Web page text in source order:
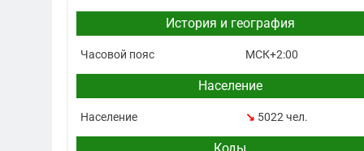
История и география
Часовой пояс МСК+2:00
Население
Население ↘ 5022 чел.